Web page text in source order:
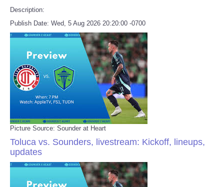
Description:
Publish Date: Wed, 5 Aug 2026 20:20:00 -0700
Picture Source: Sounder at Heart
Toluca vs. Sounders, livestream: Kickoff, lineups,
updates